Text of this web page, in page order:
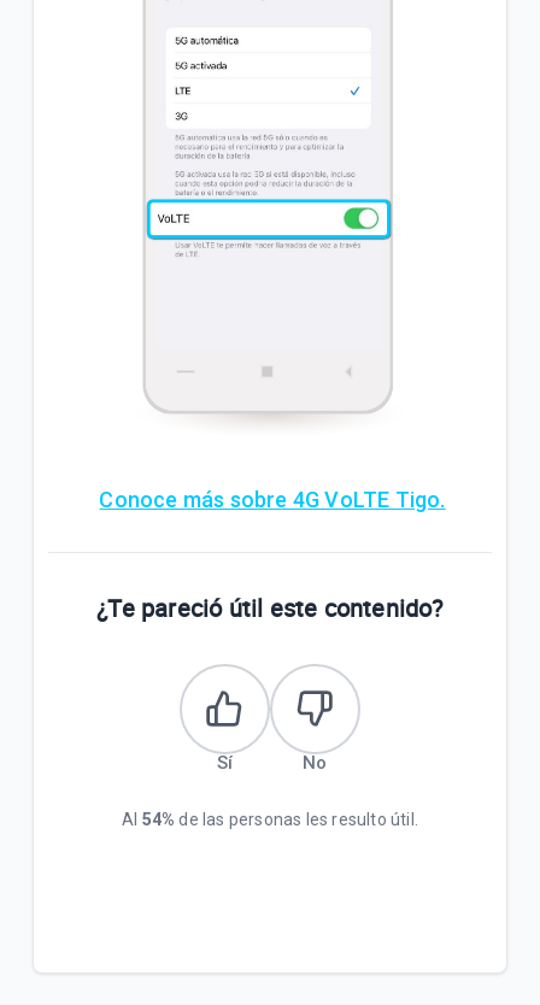
Conoce más sobre 4G VoLTE Tigo.
¿Te pareció útil este contenido?
Sí No
Al 54% de las personas les resulto útil.